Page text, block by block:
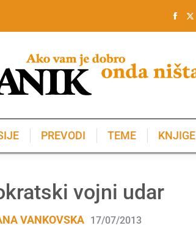
PREVODI TEME KNJIGE
vojni udar
VANKOVSKA 17/07/2013
KNJIGE